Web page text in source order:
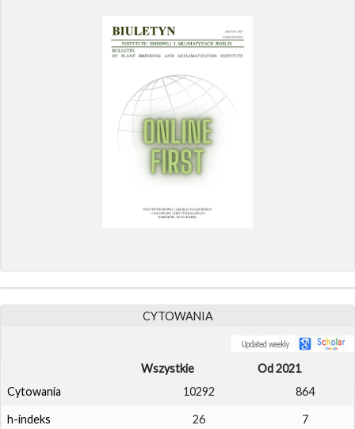
CYTOWANIA
Wszystkie
Od 2021
Cytowania
10292 864
h-indeks 26 7